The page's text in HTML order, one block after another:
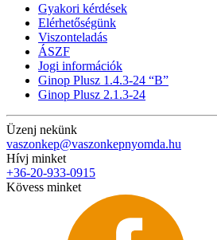
Gyakori kérdések
Elérhetőségünk
Viszonteladás
ÁSZF
Jogi információk
Ginop Plusz 1.4.3-24 “B”
Ginop Plusz 2.1.3-24
Üzenj nekünk
vaszonkep@vaszonkepnyomda.hu
Hívj minket
+36-20-933-0915
Kövess minket